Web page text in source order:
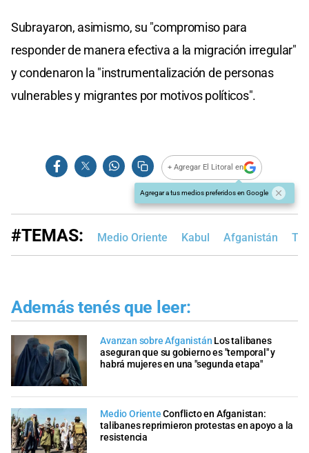
Subrayaron, asimismo, su "compromiso para
responder de manera efectiva a la migración irregular"
y condenaron la "instrumentalización de personas
vulnerables y migrantes por motivos políticos".
+ Agregar El Litoral en
Agregar a tus medios preferidos en Google
#TEMAS: Medio Oriente Kabul Afganistán
Además tenés que leer:
Avanzan sobre Afganistán Los talibanes
aseguran que su gobierno es "temporal" y
habrá mujeres en una "segunda etapa"
Medio Oriente Conflicto en Afganistan:
talibanes reprimieron protestas en apoyo a la
resistencia